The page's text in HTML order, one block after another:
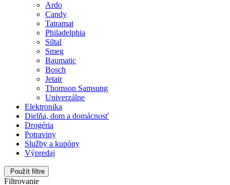
Ardo
Candy
Tatramat
Philadelphia
Siltal
Smeg
Baumatic
Bosch
Jetair
Thomson Samsung
Univerzálne
Elektronika
Dielňa, dom a domácnosť
Drogéria
Potraviny
Služby a kupóny
Výpredaj
Použít filtre
Filtrovanie